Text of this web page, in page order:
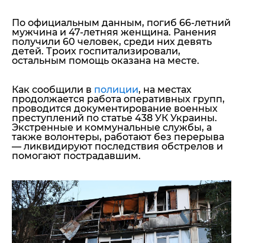
По официальным данным, погиб 66-летний
мужчина и 47-летняя женщина. Ранения
получили 60 человек, среди них девять
детей. Троих госпитализировали,
остальным помощь оказана на месте.
Как сообщили в полиции, на местах
продолжается работа оперативных групп,
проводится документирование военных
преступлений по статье 438 УК Украины.
Экстренные и коммунальные службы, а
также волонтеры, работают без перерыва
— ликвидируют последствия обстрелов и
помогают пострадавшим.